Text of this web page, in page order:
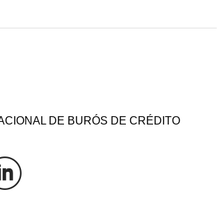
DE BURÓS DE CRÉDITO